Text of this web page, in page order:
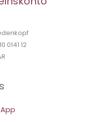
0141 12